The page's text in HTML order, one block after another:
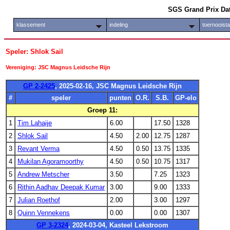
SGS Grand Prix
klassement indeling
Speler: Shlok Sail
Vereniging: JSC Magnus Leidsche Rijn
GP 2-2425, 2025-02-16, JSC Magnus Leidsche Rijn
#
speler punten O.R. S.B.
GP-elo
Groep 11:
1
Tim Lahaije 6.00 17.50
1328
2
Shlok Sail 4.50 2.00 12.75
1287
3
Revant Verma 4.50 0.50 13.75
1335
4
Mukilan Agoramoorthy 4.50 0.50 10.75
1317
5
Andrew Metscher 3.50 7.25
1323
6
Rithin Aadhav Deepak Kumar 3.00 9.00
1333
7
Julian Roethof 2.00 3.00
1297
8
Quinn Vennekens 0.00 0.00
1307
GP 3-2324, 2024-03-04, Kasteel Lekstroom